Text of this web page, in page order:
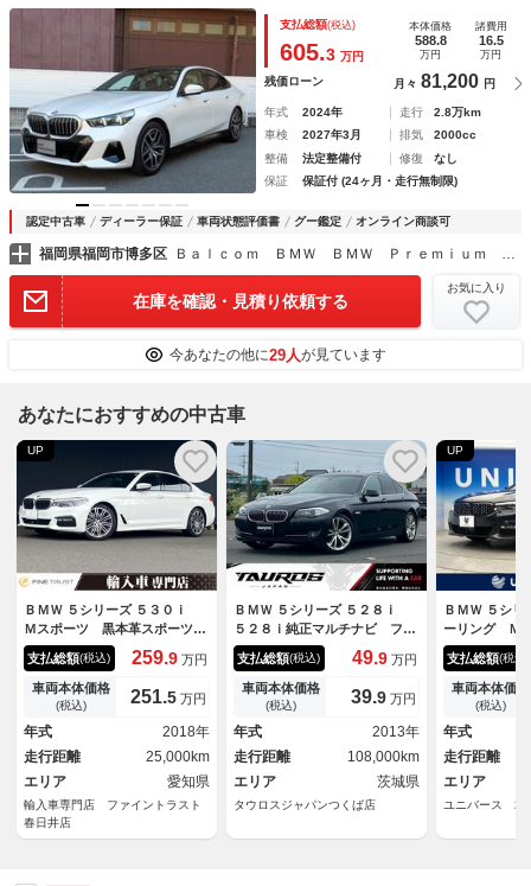
ヒーター アラウンドビューカメラ ｈａｒｍａｎ／ｋａｒｄ
ｏｎスピーカー ヘッドアップディスプレイ ＰＤＣ 禁煙車
支払総額(税込)
605.3 万円
本体価格
588.8
万円
諸費用
16.5
万円
残価ローン 月々 81,200 円
年式 2024年 走行
2.8万km
車検
2027年3月 排気
2000cc
整備
法定整備付 修復
なし
保証
保証付 (24ヶ月・走行無制限)
認定中古車 ディーラー保証 車両状態評価書 グー鑑定 オンライン商談可
福岡県福岡市博多区 Ｂａｌｃｏｍ ＢＭＷ ＢＭＷ Ｐｒｅｍｉｕｍ Ｓｅｌｅｃｔｉｏｎ Ｂａｌｃｏｍ 博多
在庫を確認・見積り依頼する
お気に入り
今あなたの他に29人が見ています
あなたにおすすめの中古車
UP
ＢＭＷ ５シリーズ ５３０ｉ
Ｍスポーツ 黒本革スポーツシ
ート Ｍスポーツキャリパー
６ヶ月走行距離無制限保証 純
正１０．２インチナビ アラウ
ンドビューモニター 禁煙車
アダプティブクルーズコントロ
ール パーキングアシスト シ
ートヒーター
支払総額(税込) 259.9 万円
車両本体価格
(税込) 251.5 万円
年式
2018年
走行距離
25,000km
エリア
愛知県
輸入車専門店 ファイントラスト
春日井店
ＢＭＷ ５シリーズ ５２８ｉ
５２８ｉ純正マルチナビ フル
セグＴＶ バックカメラ ＥＴ
Ｃ シートヒーター パワー
シート 革シート スマートキ
ー オートライト アルミ
支払総額(税込) 49.9 万円
車両本体価格
(税込) 39.9 万円
年式
2013年
走行距離
108,000km
エリア
茨城県
タウロスジャパンつくば店
UP
ＢＭＷ ５シリ
ーリング Ｍ
インＰＫＧ
スプレイ 茶
ワーシート
ー ＬＥＤヘ
トハイビー
純正ＨＤＤ
電動リアゲー
支払総額(税込)
車両本体価格
(税込)
年式
走行距離
エリア
ユニバース 堺